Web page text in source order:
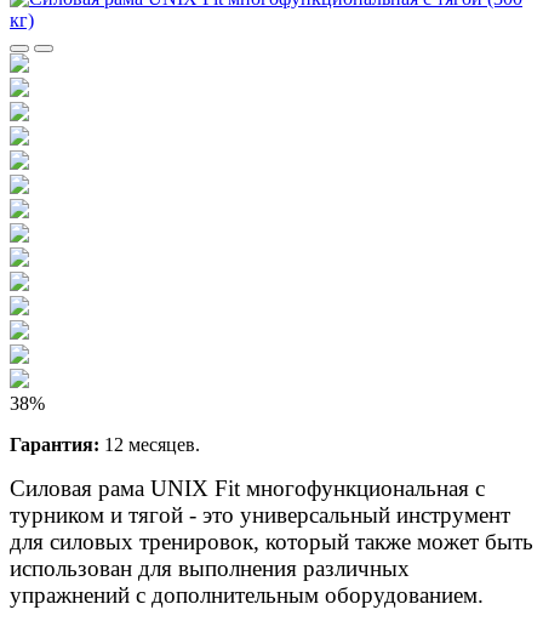
38%
Гарантия: 12 месяцев.
Силовая рама UNIX Fit многофункциональная с
турником и тягой - это универсальный инструмент
для силовых тренировок, который также может быть
использован для выполнения различных
упражнений с дополнительным оборудованием.